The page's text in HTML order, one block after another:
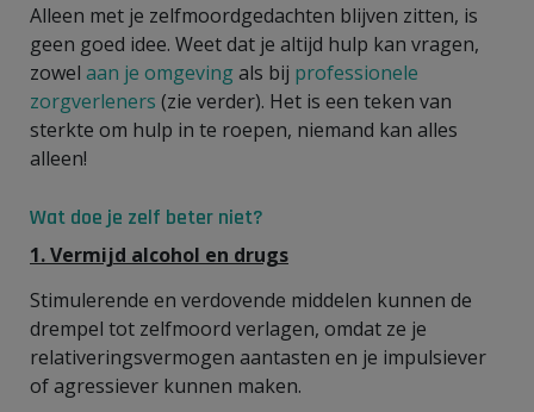
Alleen met je zelfmoordgedachten blijven zitten, is
geen goed idee. Weet dat je altijd hulp kan vragen,
zowel aan je omgeving als bij professionele
zorgverleners (zie verder). Het is een teken van
sterkte om hulp in te roepen, niemand kan alles
alleen!
Wat doe je zelf beter niet?
1.Vermijd alcohol en drugs
Stimulerende en verdovende middelen kunnen de
drempel tot zelfmoord verlagen, omdat ze je
relativeringsvermogen aantasten en je impulsiever
of agressiever kunnen maken.